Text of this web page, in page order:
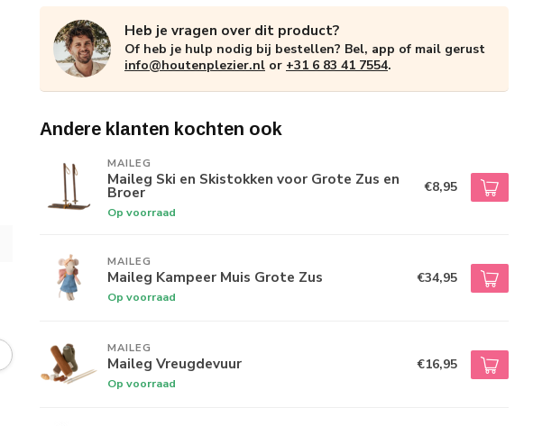
Heb je vragen over dit product?
Of heb je hulp nodig bij bestellen? Bel, app of mail gerust
info@houtenplezier.nl or +31 6 83 41 7554.
Andere klanten kochten ook
MAILEG
Maileg Ski en Skistokken voor Grote Zus en
Broer
Op voorraad
€8,95
MAILEG
Maileg Kampeer Muis Grote Zus
Op voorraad
€34,95
MAILEG
Maileg Vreugdevuur
Op voorraad
€16,95